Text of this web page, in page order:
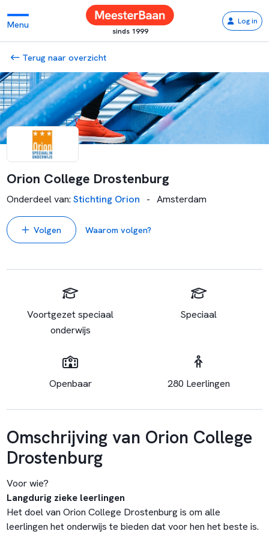
Menu
sinds 1999
Log in
Terug naar overzicht
Orion College Drostenburg
Onderdeel van: Stichting Orion - Amsterdam
Volgen Waarom volgen?
Voortgezet speciaal
onderwijs
Speciaal
Openbaar 280 Leerlingen
Omschrijving van Orion College
Drostenburg
Voor wie?
Langdurig zieke leerlingen
Het doel van Orion College Drostenburg is om alle
leerlingen het onderwijs te bieden dat voor hen het beste is.